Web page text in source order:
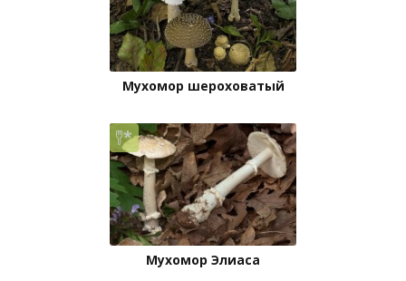
Мухомор шероховатый
Мухомор Элиаса